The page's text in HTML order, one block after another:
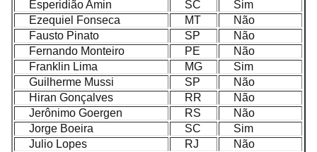
Esperidião Amin
SC
Sim
Ezequiel Fonseca
MT
Não
Fausto Pinato
SP
Não
Fernando Monteiro
PE
Não
Franklin Lima
MG
Sim
Guilherme Mussi
SP
Não
Hiran Gonçalves
RR
Não
Jerônimo Goergen
RS
Não
Jorge Boeira
SC
Sim
Julio Lopes
RJ
Não